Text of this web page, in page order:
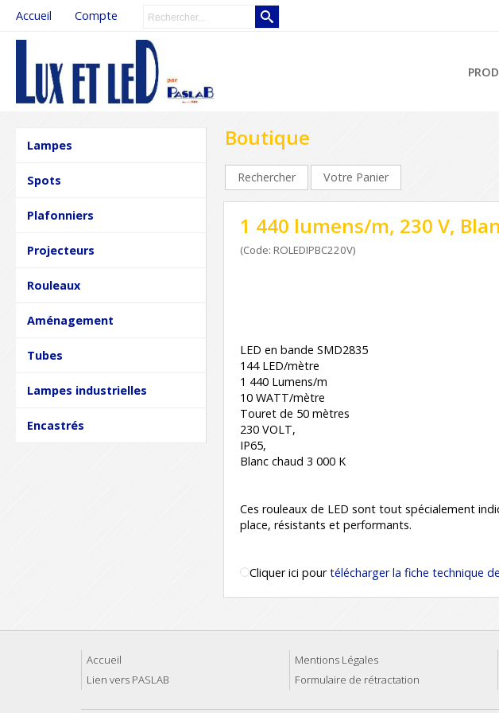
Accueil Compte
Lampes
Spots
Plafonniers
Projecteurs
Rouleaux
Aménagement
Tubes
Lampes industrielles
Encastrés
Boutique
Rechercher Votre Panier
1 440 lumens/m, 230 V,
(Code: ROLEDIPBC220V)
LED en bande SMD2835
144 LED/mètre
1 440 Lumens/m
10 WATT/mètre
Touret de 50 mètres
230 VOLT,
IP65,
Blanc chaud 3 000 K
Ces rouleaux de LED sont tout spécialement
place, résistants et performants.
Cliquer ici pourtélécharger la fiche technique
Accueil Mentions Légales
Lien vers PASLAB
Formulaire de rétractation